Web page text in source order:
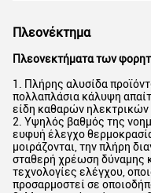
Πλεονέκτημα
Πλεονεκτήματα των
1. Πλήρης αλυσίδα
πολλαπλάσια κάλυψη
είδη καθαρών ηλεκτρικών
2. Υψηλός βαθμός της
ευφυή έλεγχο
μοιράζονται, την πλήρη
σταθερή χρέωση δύναμης
τεχνολογίες ελέγχου,
προσαρμοστεί σε